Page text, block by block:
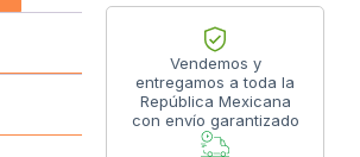
Vendemos y
entregamos a toda la
República Mexicana
con envío garantizado